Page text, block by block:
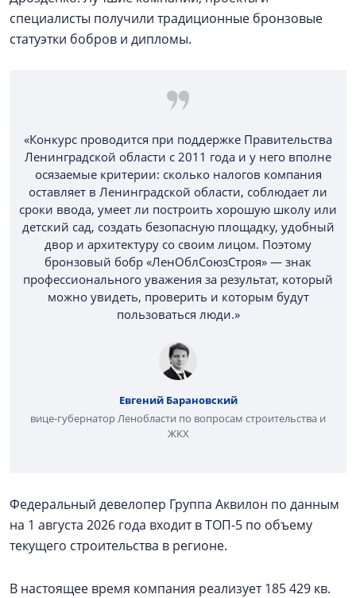
специалисты получили традиционные бронзовые
статуэтки бобров и дипломы.
«Конкурс проводится при поддержке Правительства
Ленинградской области с 2011 года и у него вполне
осязаемые критерии: сколько налогов компания
оставляет в Ленинградской области, соблюдает ли
сроки ввода, умеет ли построить хорошую школу или
детский сад, создать безопасную площадку, удобный
двор и архитектуру со своим лицом. Поэтому
бронзовый бобр «ЛенОблСоюзСтроя» — знак
профессионального уважения за результат, который
можно увидеть, проверить и которым будут
пользоваться люди.»
Евгений Барановский
вице-губернатор Ленобласти по вопросам строительства и
ЖКХ
Федеральный девелопер Группа Аквилон по данным
на 1 августа 2026 года входит в ТОП-5 по объему
текущего строительства в регионе.
В настоящее время компания реализует 185 429 кв.